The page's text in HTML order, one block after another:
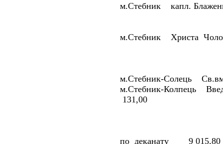
м.Стебник капл.
м.Стебник Христа
м.Стебник-Солець
м.Стебник-Колпець
131,00
по деканату 9 015,80